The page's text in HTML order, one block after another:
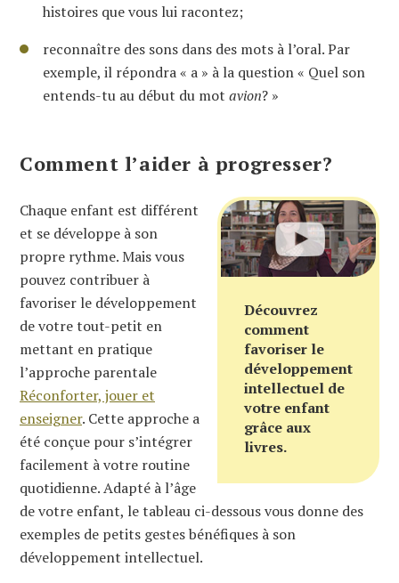
histoires que vous lui racontez;
reconnaître des sons dans des mots à l’oral. Par
exemple, il répondra « a » à la question « Quel son
entends-tu au début du mot avion? »
Comment l’aider à progresser?
Découvrez
comment
favoriser le
développement
intellectuel de
votre enfant
grâce aux
livres.
Chaque enfant est différent
et se développe à son
propre rythme. Mais vous
pouvez contribuer à
favoriser le développement
de votre tout-petit en
mettant en pratique
l’approche parentale
Réconforter, jouer et
enseigner. Cette approche a
été conçue pour s’intégrer
facilement à votre routine
quotidienne. Adapté à l’âge
de votre enfant, le tableau ci-dessous vous donne des
exemples de petits gestes bénéfiques à son
développement intellectuel.